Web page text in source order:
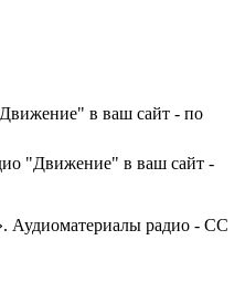
в ваш сайт - по
"Движение" в ваш сайт -
Аудиоматериалы радио - CC